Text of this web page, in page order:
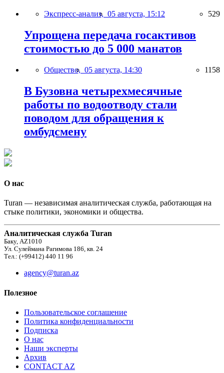
Экспресс-анализ, 05 августа, 15:12 529
Упрощена передача госактивов
стоимостью до 5 000 манатов
Общество, 05 августа, 14:30 1158
В Бузовна четырехмесячные
работы по водоотводу стали
поводом для обращения к
омбудсмену
О нас
Turan — независимая аналитическая служба, работающая на
стыке политики, экономики и общества.
Аналитическая служба Turan
Баку, AZ1010
Ул. Сулеймана Рагимова 186, кв. 24
Тел.: (+99412) 440 11 96
agency@turan.az
Полезное
Пользовательское соглашение
Политика конфиденциальности
Подписка
О нас
Наши эксперты
Архив
CONTACT AZ